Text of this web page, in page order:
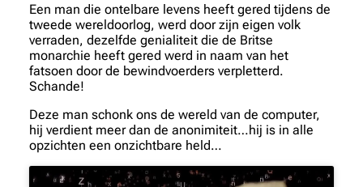
Een man die ontelbare levens heeft gered tijdens de
tweede wereldoorlog, werd door zijn eigen volk
verraden, dezelfde genialiteit die de Britse
monarchie heeft gered werd in naam van het
fatsoen door de bewindvoerders verpletterd.
Schande!
Deze man schonk ons de wereld van de computer,
hij verdient meer dan de anonimiteit…hij is in alle
opzichten een onzichtbare held…